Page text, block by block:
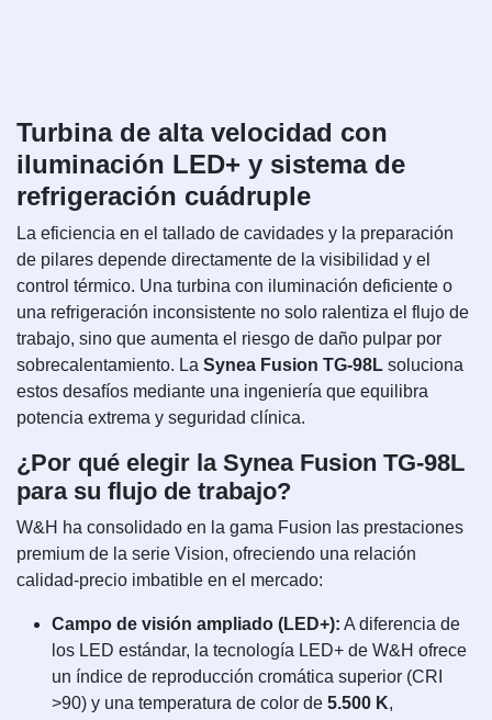
Turbina de alta velocidad con
iluminación LED+ y sistema de
refrigeración cuádruple
La eficiencia en el tallado de cavidades y la preparación
de pilares depende directamente de la visibilidad y el
control térmico. Una turbina con iluminación deficiente o
una refrigeración inconsistente no solo ralentiza el flujo de
trabajo, sino que aumenta el riesgo de daño pulpar por
sobrecalentamiento. La Synea Fusion TG-98L soluciona
estos desafíos mediante una ingeniería que equilibra
potencia extrema y seguridad clínica.
¿Por qué elegir la Synea Fusion TG-98L
para su flujo de trabajo?
W&H ha consolidado en la gama Fusion las prestaciones
premium de la serie Vision, ofreciendo una relación
calidad-precio imbatible en el mercado:
Campo de visión ampliado (LED+): A diferencia de
los LED estándar, la tecnología LED+ de W&H ofrece
un índice de reproducción cromática superior (CRI
>90) y una temperatura de color de 5.500 K,